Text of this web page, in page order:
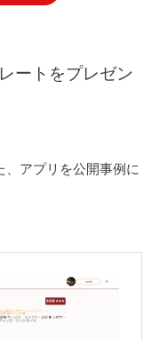
ートをプレゼン
アプリを公開事例に